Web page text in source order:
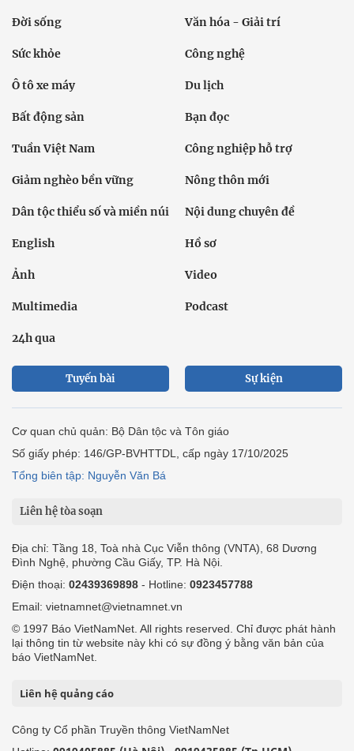
Đời sống Văn hóa - Giải trí
Sức khỏe Công nghệ
Ô tô xe máy Du lịch
Bất động sản Bạn đọc
Tuần Việt Nam Công nghiệp hỗ trợ
Giảm nghèo bền vững Nông thôn mới
Dân tộc thiểu số và miền núi Nội dung chuyên đề
English Hồ sơ
Ảnh Video
Multimedia Podcast
24h qua
Tuyến bài Sự kiện
Cơ quan chủ quản: Bộ Dân tộc và Tôn giáo
Số giấy phép: 146/GP-BVHTTDL, cấp ngày 17/10/2025
Tổng biên tập: Nguyễn Văn Bá
Liên hệ tòa soạn
Địa chỉ: Tầng 18, Toà nhà Cục Viễn thông (VNTA), 68 Dương
Đình Nghệ, phường Cầu Giấy, TP. Hà Nội.
Điện thoại: 02439369898 - Hotline: 0923457788
Email: vietnamnet@vietnamnet.vn
© 1997 Báo VietNamNet. All rights reserved. Chỉ được phát hành
lại thông tin từ website này khi có sự đồng ý bằng văn bản của
báo VietNamNet.
Liên hệ quảng cáo
Công ty Cổ phần Truyền thông VietNamNet